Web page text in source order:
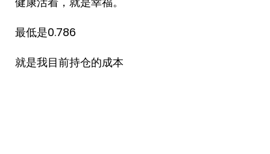
最低是0.786
就是我目前持仓的成本